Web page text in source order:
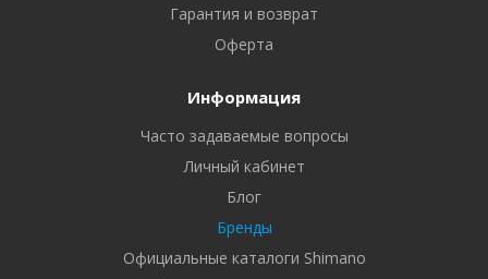
Гарантия и возврат
Оферта
Информация
Часто задаваемые вопросы
Личный кабинет
Блог
Бренды
Официальные каталоги Shimano